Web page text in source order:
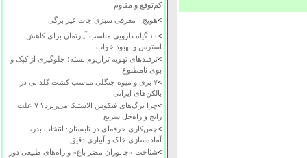
کم‌توقع و مقاوم
>هویج - معرفی سبزی جات غیر برگی
>
۱۰ گیاه دارویی مناسب آپارتمان برای کاهش
استرس و بهبود خواب
>ترفندهای تهویه تراریوم بسته؛ جلوگیری از کپک و
بوی نامطبوع
>
۷ بری و میوه جنگلی مناسب کشت گلدانی در
بالکن‌های ایرانی
>
چرا برگ‌های فیکوس الاستیکا می‌ریزد؟ ۷ علت
رایج و راه‌حل سریع
>چمن‌کاری حرفه‌ای در تابستان: انتخاب بذر،
آماده‌سازی خاک و آبیاری دقیق
>شناخت «جانوران مضر باغ» و راه‌های طبیعی دور